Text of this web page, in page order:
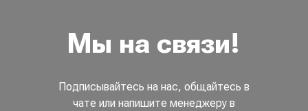
Мы на связи!
Подписывайтесь на нас, общайтесь в
чате или напишите менеджеру в